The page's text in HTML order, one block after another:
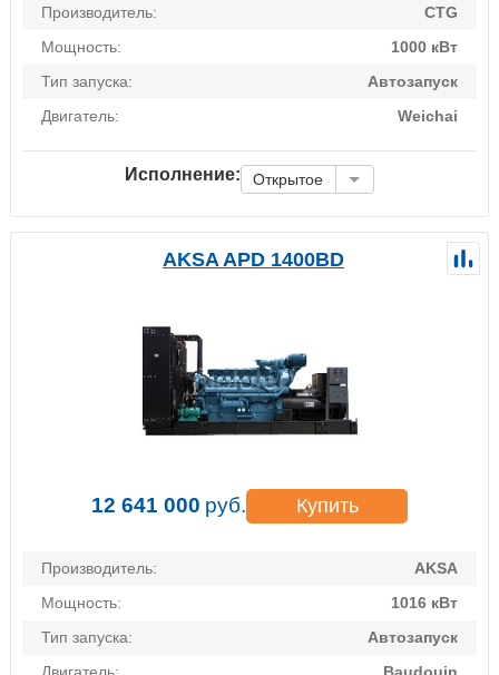
Производитель:
CTG
Мощность:
1000 кВт
Тип запуска:
Автозапуск
Двигатель:
Weichai
Исполнение: Открытое
AKSA APD 1400BD
12 641 000 руб. Купить
Производитель:
AKSA
Мощность:
1016 кВт
Тип запуска:
Автозапуск